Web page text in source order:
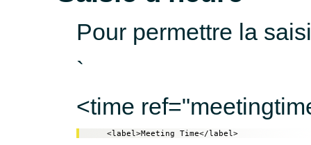
Pour permettre la
`
<time
    <label>Meeting Time</label>